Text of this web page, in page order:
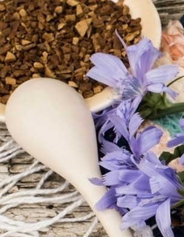
Нельзя Повторно Кипятить
Для Приготовления Чая Или Кофе
Для Свиданий: 16 Самых Лучших
Встреч Для Вас Двоих
Рулет С Соевым Соусом И